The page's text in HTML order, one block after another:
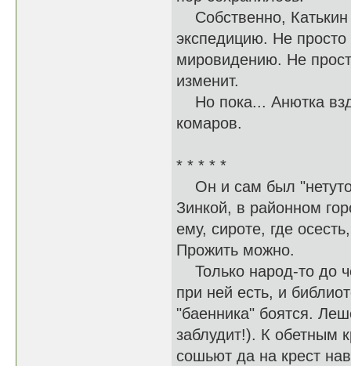
Собственно, Катькин
экспедицию. Не просто
мировидению. Не
изменит.
Но пока... Анютка
комаров.
* * * * *
Он и сам был
Зинкой, в районном
ему, сироте, где
Прожить можно.
Только народ-то до
при ней есть, и
"баенника" боятся.
заблудит!). К обетным
сошьют да на крест